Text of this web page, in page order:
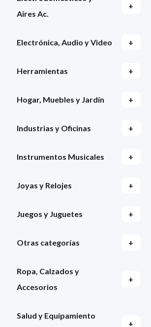
Aires Ac.
+
Electrónica, Audio y Video +
Herramientas +
Hogar, Muebles y Jardín +
Industrias y Oficinas +
Instrumentos Musicales +
Joyas y Relojes +
Juegos y Juguetes +
Otras categorías +
Ropa, Calzados y
Accesorios
+
Salud y Equipamiento
+